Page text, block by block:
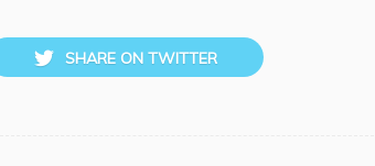
SHARE ON TWITTER